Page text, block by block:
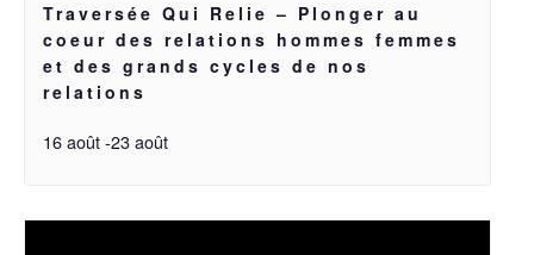
Traversée Qui Relie – Plonger au
coeur des relations hommes femmes
et des grands cycles de nos
relations
16 août-23 août